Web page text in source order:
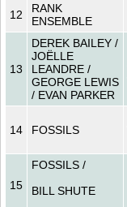
12
RANK
ENSEMBLE
13
DEREK BAILEY /
JOËLLE
LEANDRE /
GEORGE LEWIS
/ EVAN PARKER
14 FOSSILS
15
FOSSILS /
BILL SHUTE